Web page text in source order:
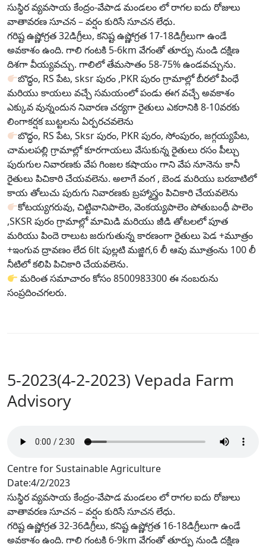
సుస్థిర వ్యవసాయ కేంద్రం-వేపాడ మండలం లో రాగల ఐదు రోజులు
వాతావరణ సూచన – వర్షం కురిసే సూచన లేధు.
గరిష్ట ఉష్ణోగ్రత 32డిగ్రీలు, కనిష్ట ఉష్ణోగ్రత 17-18డిగ్రీలుగా ఉండే
అవకాశం ఉంది. గాలి గంటకి 5-6km వేగంతో తూర్పు నుండి దక్షిణ
దిశగా వీయ్యవచ్చు. గాలిలో తేమసాతం 58-75% ఉండవచ్చును.
బొద్ధం, RS పేట, sksr పురం ,PKR పురం గ్రామాల్లో బీరలో పింధే
మరియు కాయలు వచ్చే సమయంలో పండు ఈగ వచ్చే అవకాశం
ఎక్కువ వున్నందున నివారణ చర్యగా రైతులు ఎకరానికి 8-10వరకు
లింగాకర్షక బుట్టలను ఏర్పరచవలెను
బొద్ధం, RS పేట, Sksr పురం, PKR పురం, సోంపురం, జగ్గయ్యపేట,
చామలపల్లి గ్రామాల్లో కూరగాయలు వేసుకున్న రైతులు రసం పీల్చు
పురుగుల నివారణకు వేప గింజల కషాయం గాని వేప నూనెను కానీ
రైతులు పిచికారి చేయవలెను. అలాగే వంగ , బెండ మరియు బరబాటిలో
కాయ తోలుచు పురుగు నివారణకు బ్రహ్మాస్త్రం పిచికారి చేయవలెను
కోటయ్యగరువు, చిట్టివానిపాలెం, వెంకయ్యపాలెం పోతుబంధీ పాలెం
,SKSR పురం గ్రామాల్లో మామిడి మరియు జీడి తోటలలో పూత
మరియు పిందె రాలుట జరుగుతున్న కారణంగా రైతులు పెడ +మూత్రం
+ఇంగువ ద్రావణం లేద 6lt పుల్లటి మజ్జిగ,6 లీ ఆవు మూత్రంను 100 లీ
నీటిలో కలిపి పిచికారి చేయవలెను.
మరింత సమాచారం కోసం 8500983300 ఈ నంబరును
సంప్రదించగలరు.
5-2023(4-2-2023) Vepada Farm
Advisory
Centre for Sustainable Agriculture
Date:4/2/2023
సుస్థిర వ్యవసాయ కేంద్రం-వేపాడ మండలం లో రాగల ఐదు రోజులు
వాతావరణ సూచన – వర్షం కురిసే సూచన లేధు.
గరిష్ట ఉష్ణోగ్రత 32-36డిగ్రీలు, కనిష్ట ఉష్ణోగ్రత 16-18డిగ్రీలుగా ఉండే
అవకాశం ఉంది. గాలి గంటకి 6-9km వేగంతో తూర్పు నుండి దక్షిణ